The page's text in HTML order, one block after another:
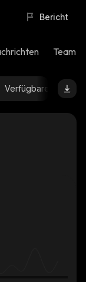
Bericht
Team-
Verfügbare Menge